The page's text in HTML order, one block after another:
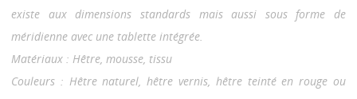
existe aux dimensions standards mais aussi sous forme de
méridienne avec une tablette intégrée.
Matériaux : Hêtre, mousse, tissu
Couleurs : Hêtre naturel, hêtre vernis, hêtre teinté en rouge ou